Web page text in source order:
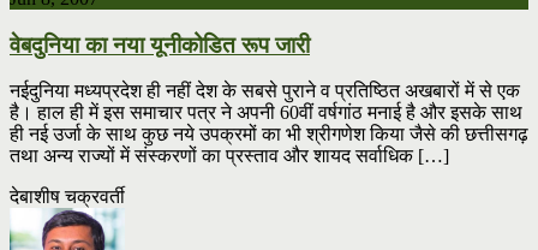
वेबदुनिया का नया यूनीकोडित रूप जारी
नईदुनिया मध्यप्रदेश ही नहीं देश के सबसे पुराने व प्रतिष्ठित अखबारों में से एक
है। हाल ही में इस समाचार पत्र ने अपनी 60वीं वर्षगांठ मनाई है और इसके साथ
ही नई उर्जा के साथ कुछ नये उपक्रमों का भी श्रीगणेश किया जैसे की छत्तीसगढ़
तथा अन्य राज्यों में संस्करणों का प्रस्ताव और शायद सर्वाधिक […]
देबाशीष चक्रवर्ती